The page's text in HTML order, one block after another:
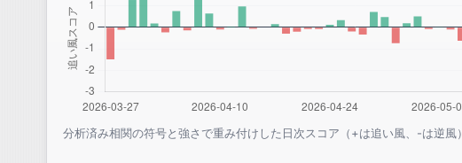
分析済み相関の符号と強さで重み付けした日次スコア（+は追い風、-は逆風）